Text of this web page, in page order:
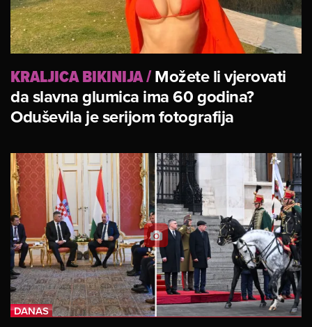
KRALJICA BIKINIJA/Možete li vjerovati
da slavna glumica ima 60 godina?
Oduševila je serijom fotografija